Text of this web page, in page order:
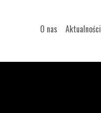
O nas Aktualności